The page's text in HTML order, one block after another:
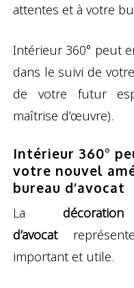
attentes et à votre
Intérieur 360° peut
dans le suivi de
de votre futur
maîtrise d’œuvre).
Intérieur 360°
votre nouvel
bureau d’avocat
La
d’avocat
important et utile.